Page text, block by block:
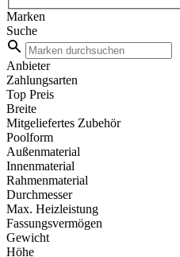
Marken
Suche
Anbieter
Zahlungsarten
Top Preis
Breite
Mitgeliefertes Zubehör
Poolform
Außenmaterial
Innenmaterial
Rahmenmaterial
Durchmesser
Max. Heizleistung
Fassungsvermögen
Gewicht
Höhe